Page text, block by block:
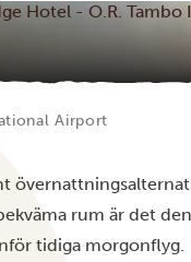
Hotel - O.R.
Airport
rum är det den
tidiga morgonflyg.